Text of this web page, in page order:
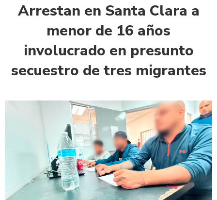
Arrestan en Santa Clara a
menor de 16 años
involucrado en presunto
secuestro de tres migrantes